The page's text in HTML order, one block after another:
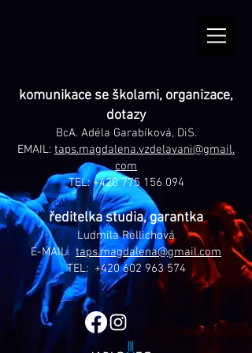
komunikace se školami, organizace,
dotazy
BcA. Adéla Garabíková, DiS.
EMAIL: taps.magdalena.vzdelavani@gmail.
com
TEL:+420 775 156 094
ředitelka studia, garantka
Ludmila Rellichová
E-MAIL: taps.magdalena@gmail.com
TEL: +420 602 963 574